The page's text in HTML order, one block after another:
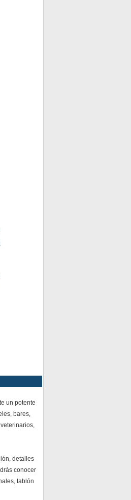
un potente
bares,
detalles
conocer
tablón